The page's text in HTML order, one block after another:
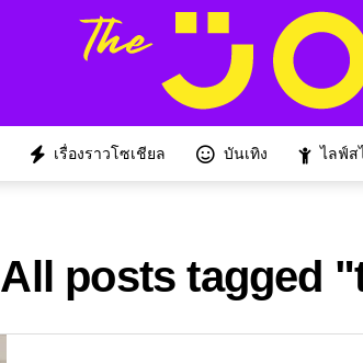
เรื่องราวโซเชียล บันเทิง ไลฟ์ส
All posts tagged